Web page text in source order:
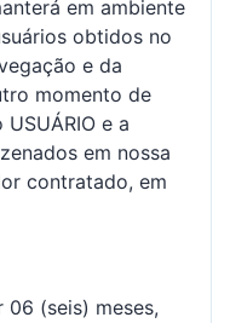
em ambiente
obtidos no
e da
momento de
e a
em nossa
contratado, em
(seis) meses,